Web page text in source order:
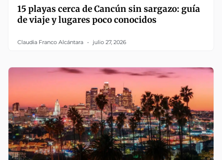
15 playas cerca de Cancún sin sargazo: guía
de viaje y lugares poco conocidos
Claudia Franco Alcántara julio 27, 2026